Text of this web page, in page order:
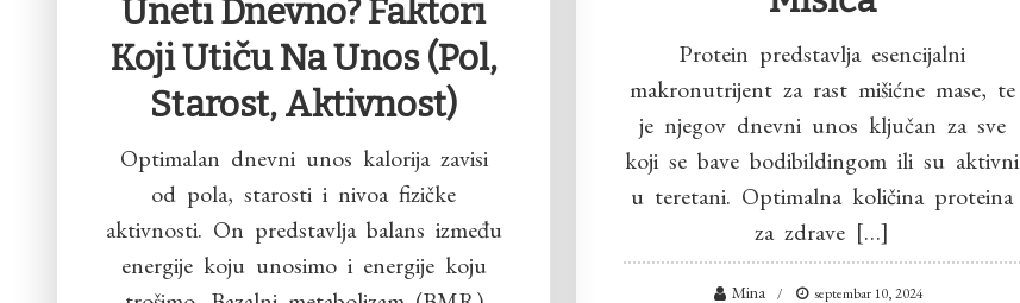
Protein predstavlja esencijalni
makronutrijent za rast mišićne mase, te
je njegov dnevni unos ključan za sve
koji se bave bodibildingom ili su aktivni
u teretani. Optimalna količina proteina
za zdrave […]
Mina septembar 10, 2024
Uneti Dnevno? Faktori
Koji Utiču Na Unos (pol,
Starost, Aktivnost)
Optimalan dnevni unos kalorija zavisi
od pola, starosti i nivoa fizičke
aktivnosti. On predstavlja balans između
energije koju unosimo i energije koju